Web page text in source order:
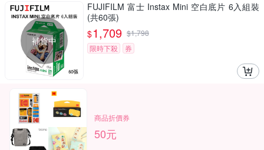
補貨中
FUJIFILM 富士 Instax Mini 空白底片 6入組裝
(共60張)
$1,709 $1,798
限時下殺
券
商品折價券
50元